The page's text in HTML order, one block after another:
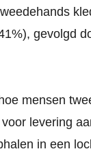
gevolgd
mensen
levering
in een